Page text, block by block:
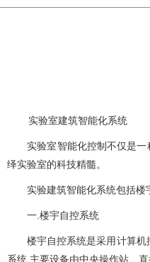
实验室建筑智能化系统
实验室智能化控制不仅是一种技
绎实验室的科技精髓。
实验建筑智能化系统包括楼宇白控
一.楼宇自控系统
楼宇自控系统是采用计算机控制
系统,主要设备由中央操作站、直